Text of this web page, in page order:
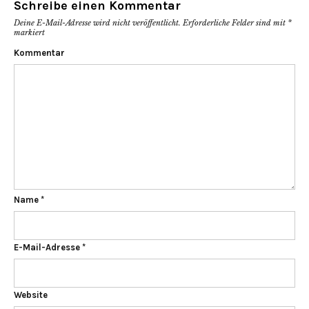
Schreibe einen Kommentar
Deine E-Mail-Adresse wird nicht veröffentlicht. Erforderliche Felder sind mit *
markiert
Kommentar
Name *
E-Mail-Adresse *
Website